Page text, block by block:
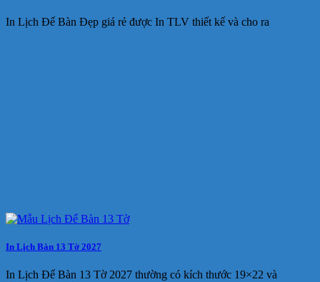
In Lịch Để Bàn Đẹp giá rẻ được In TLV thiết kế và cho ra
In Lịch Bàn 13 Tờ 2027
In Lịch Để Bàn 13 Tờ 2027 thường có kích thước 19×22 và